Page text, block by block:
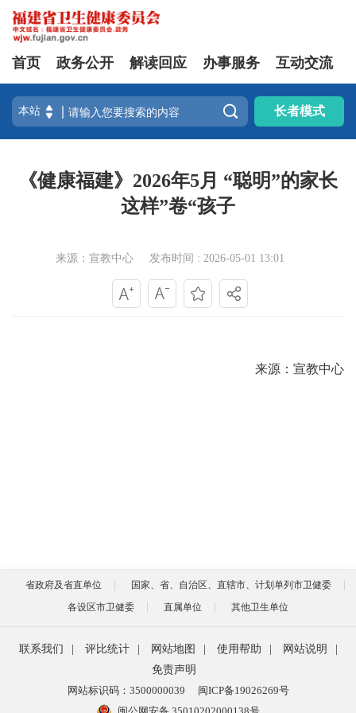
首页 政务公开 解读回应 办事服务 互动交流
 长者模式
《健康福建》2026年5月 “聪明”的家长
这样”卷“孩子
来源：宣教中心 发布时间 : 2026-05-01 13:01
来源：宣教中心
省政府及省直单位
国家、省、自治区、直辖市、计划单列市卫健委
各设区市卫健委
直属单位 其他卫生单位
联系我们 评比统计 网站地图 使用帮助 网站说明
免责声明
网站标识码：3500000039
闽ICP备19026269号